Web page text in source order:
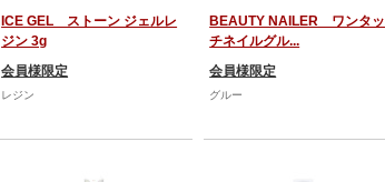
ICE GEL ストーン ジェルレ
ジン 3g
会員様限定
レジン
BEAUTY NAILER ワンタッ
チネイルグル...
会員様限定
グルー